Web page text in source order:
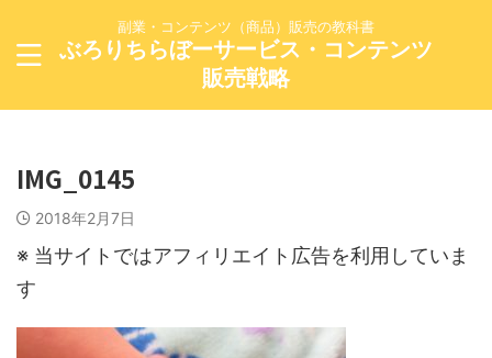
副業・コンテンツ（商品）販売の教科書
ぶろりちらぼーサービス・コンテンツ
販売戦略
IMG_0145
2018年2月7日
※ 当サイトではアフィリエイト広告を利用していま
す